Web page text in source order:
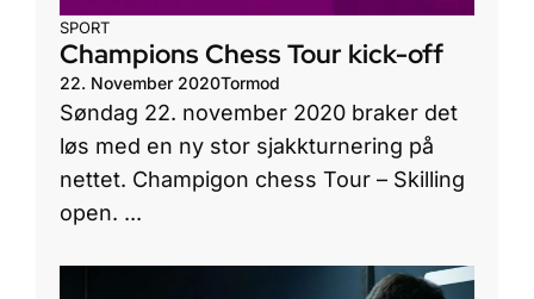
SPORT
Champions Chess Tour kick-off
22. November 2020Tormod
Søndag 22. november 2020 braker det
løs med en ny stor sjakkturnering på
nettet. Champigon chess Tour – Skilling
open. ...